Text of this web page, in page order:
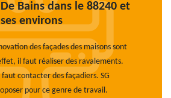
De Bains dans le 88240 et
ses environs
des façades des maisons sont
il faut réaliser des ravalements.
contacter des façadiers. SG
pour ce genre de travail.